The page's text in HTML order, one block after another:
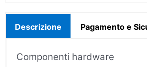
Descrizione Pagamento e
Componenti hardware